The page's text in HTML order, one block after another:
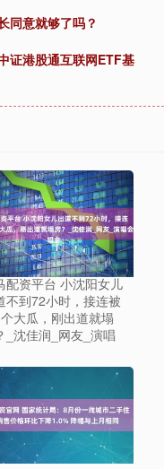
同意就够了吗？
证港股通互联网ETF基
配资平台 小沈阳女儿
不到72小时，接连被
大瓜，刚出道就塌
_沈佳润_网友_演唱